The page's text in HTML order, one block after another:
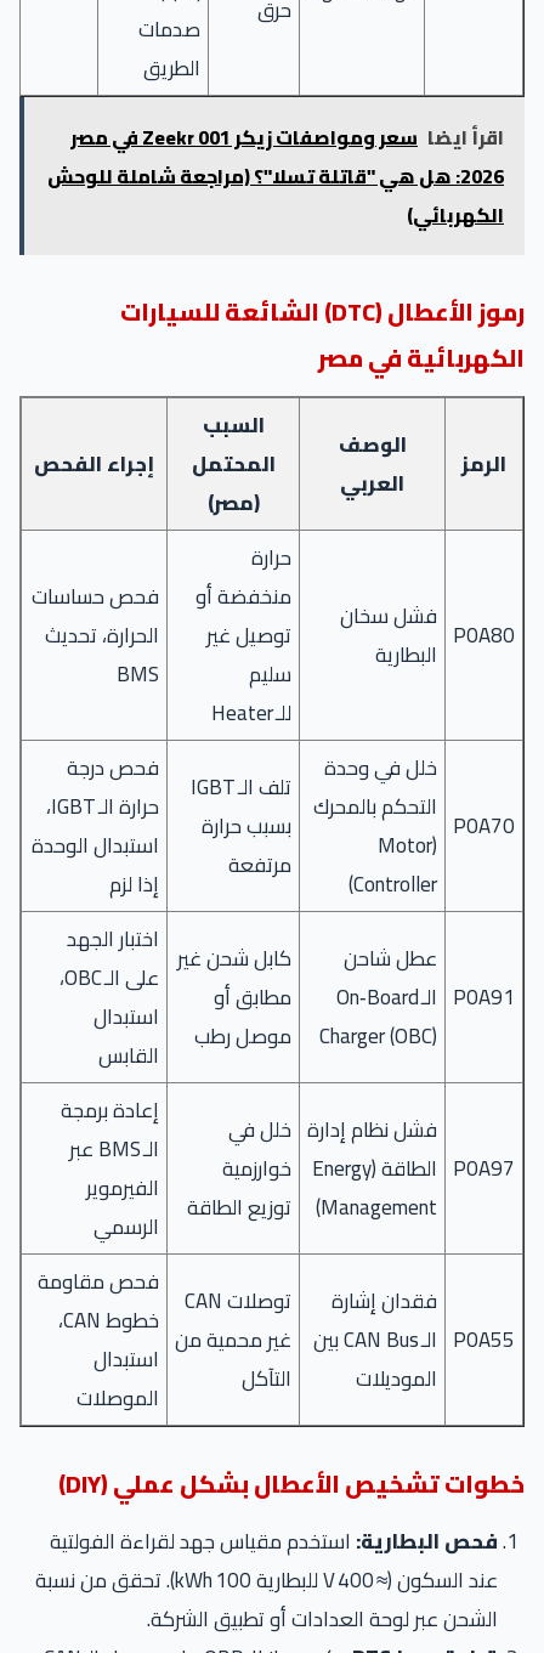
حرق
صدمات
الطريق
اقرأ ايضا
سعر ومواصفات زيكر Zeekr 001 في مصر
2026: هل هي "قاتلة تسلا"؟ (مراجعة شاملة للوحش
الكهربائي)
رموز الأعطال (DTC) الشائعة للسيارات
الكهربائية في مصر
الرمز
الوصف
العربي
السبب
المحتمل
(مصر)
إجراء الفحص
P0A80 فشل سخان
البطارية
حرارة
منخفضة أو
توصيل غير
سليم
للـ Heater
فحص حساسات
الحرارة، تحديث
BMS
P0A70
خلل في وحدة
التحكم بالمحرك
(Motor
Controller)
تلف الـ IGBT
بسبب حرارة
مرتفعة
فحص درجة
حرارة الـ IGBT،
استبدال الوحدة
إذا لزم
P0A91
عطل شاحن
الـ On‑Board
Charger (OBC)
كابل شحن غير
مطابق أو
موصل رطب
اختبار الجهد
على الـ OBC،
استبدال
القابس
P0A97
فشل نظام إدارة
الطاقة (Energy
Management)
خلل في
خوارزمية
توزيع الطاقة
إعادة برمجة
الـ BMS عبر
الفيرموير
الرسمي
P0A55
فقدان إشارة
الـ CAN Bus بين
الموديلات
توصلات CAN
غير محمية من
التآكل
فحص مقاومة
خطوط CAN،
استبدال
الموصلات
خطوات تشخيص الأعطال بشكل عملي (DIY)
فحص البطارية: استخدم مقياس جهد لقراءة الفولتية
عند السكون (≈ 400 V للبطارية 100 kWh). تحقق من نسبة
الشحن عبر لوحة العدادات أو تطبيق الشركة.